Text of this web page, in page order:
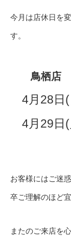
今月は店休日を
す。
鳥栖店
4月28日
4月29日
お客様にはご迷
卒ご理解のほど
またのご来店を